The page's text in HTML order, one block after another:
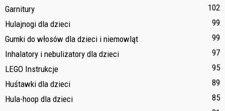
Garnitury
102
Hulajnogi dla dzieci
99
Gumki do włosów dla dzieci i niemowląt
99
Inhalatory i nebulizatory dla dzieci
97
LEGO Instrukcje
95
Huśtawki dla dzieci
89
Hula-hoop dla dzieci
85